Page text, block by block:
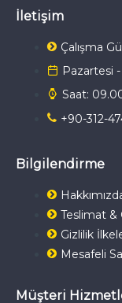
İletişim
Çalışma
Pazartesi
Saat:
+90-312-
Bilgilendirme
Teslimat &
Gizlilik
Mesafeli
Müşteri